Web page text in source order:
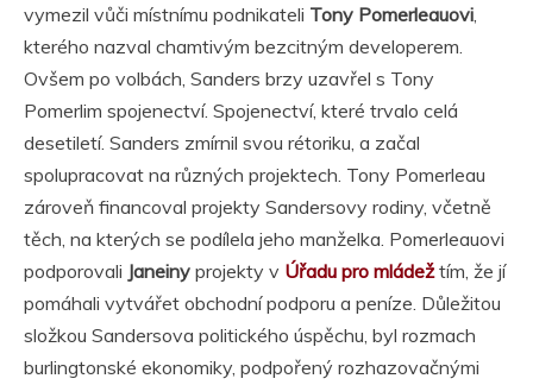
vymezil vůči místnímu podnikateli Tony Pomerleauovi
kterého nazval chamtivým bezcitným developerem.
Ovšem po volbách, Sanders brzy uzavřel s Tony
Pomerlim spojenectví. Spojenectví, které trvalo celá
desetiletí. Sanders zmírnil svou rétoriku, a začal
spolupracovat na různých projektech. Tony Pomerleau
zároveň financoval projekty Sandersovy rodiny, včetně
těch, na kterých se podílela jeho manželka. Pomerleauovi
podporovali Janeiny projekty v Úřadu pro mládežtím, že jí
pomáhali vytvářet obchodní podporu a peníze. Důležitou
složkou Sandersova politického úspěchu, byl rozmach
burlingtonské ekonomiky, podpořený rozhazovačnými